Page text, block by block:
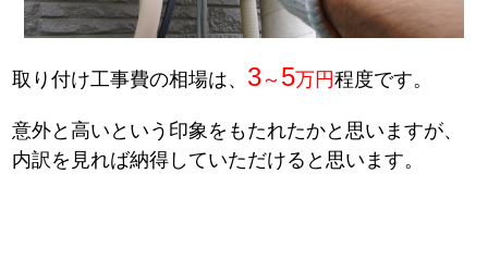
取り付け工事費の相場は、 3～ 5万円程度です。
意外と高いという印象をもたれたかと思いますが、
内訳を見れば納得していただけると思います。